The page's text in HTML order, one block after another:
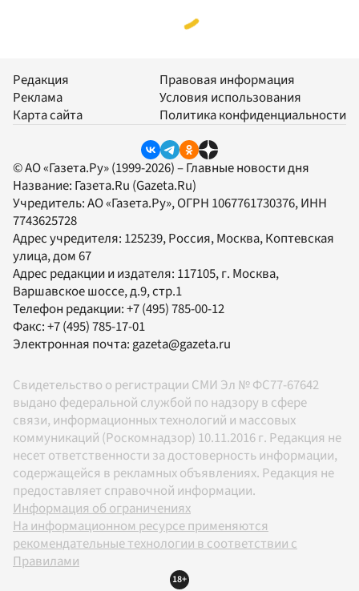
Редакция
Реклама
Карта сайта
Правовая информация
Условия использования
Политика конфиденциальности
© АО «Газета.Ру» (1999-2026) – Главные новости дня
Название: Газета.Ru (Gazeta.Ru)
Учредитель:АО «Газета.Ру», ОГРН 1067761730376, ИНН
7743625728
Адрес учредителя: 125239, Россия, Москва, Коптевская
улица, дом 67
Адрес редакции и издателя: 117105, г. Москва,
Варшавское шоссе, д.9, стр.1
Телефон редакции:+7 (495) 785-00-12
Факс:+7 (495) 785-17-01
Электронная почта:gazeta@gazeta.ru
Свидетельство о регистрации СМИ Эл № ФС77-67642
выдано федеральной службой по надзору в сфере
связи, информационных технологий и массовых
коммуникаций (Роскомнадзор) 10.11.2016 г. Редакция не
несет ответственности за достоверность информации,
содержащейся в рекламных объявлениях. Редакция не
предоставляет справочной информации.
Информация об ограничениях
На информационном ресурсе применяются
рекомендательные технологии в соответствии с
Правилами
18+